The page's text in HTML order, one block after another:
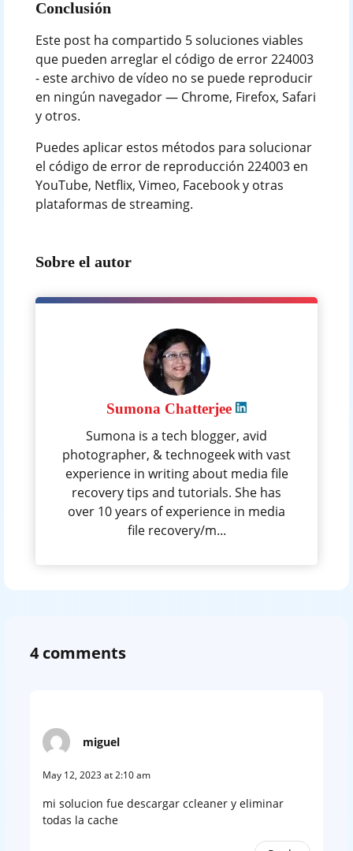
Conclusión
Este post ha compartido 5 soluciones viables
que pueden arreglar el código de error 224003
- este archivo de vídeo no se puede reproducir
en ningún navegador — Chrome, Firefox, Safari
y otros.
Puedes aplicar estos métodos para solucionar
el código de error de reproducción 224003 en
YouTube, Netflix, Vimeo, Facebook y otras
plataformas de streaming.
Sobre el autor
Sumona Chatterjee
Sumona is a tech blogger, avid
photographer, & technogeek with vast
experience in writing about media file
recovery tips and tutorials. She has
over 10 years of experience in media
file recovery/m...
4 comments
miguel
May 12, 2023 at 2:10 am
mi solucion fue descargar ccleaner y eliminar
todas la cache